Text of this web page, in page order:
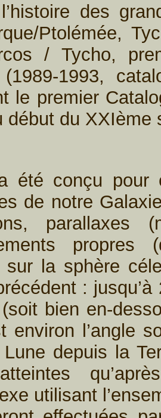
des
Ptolémée,
/ Tycho,
(1989-1993,
le premier
début du XXIème
été conçu pour
de notre
parallaxes
propres
sur la sphère
:
bien en-
environ l’angle
depuis la
utilisant